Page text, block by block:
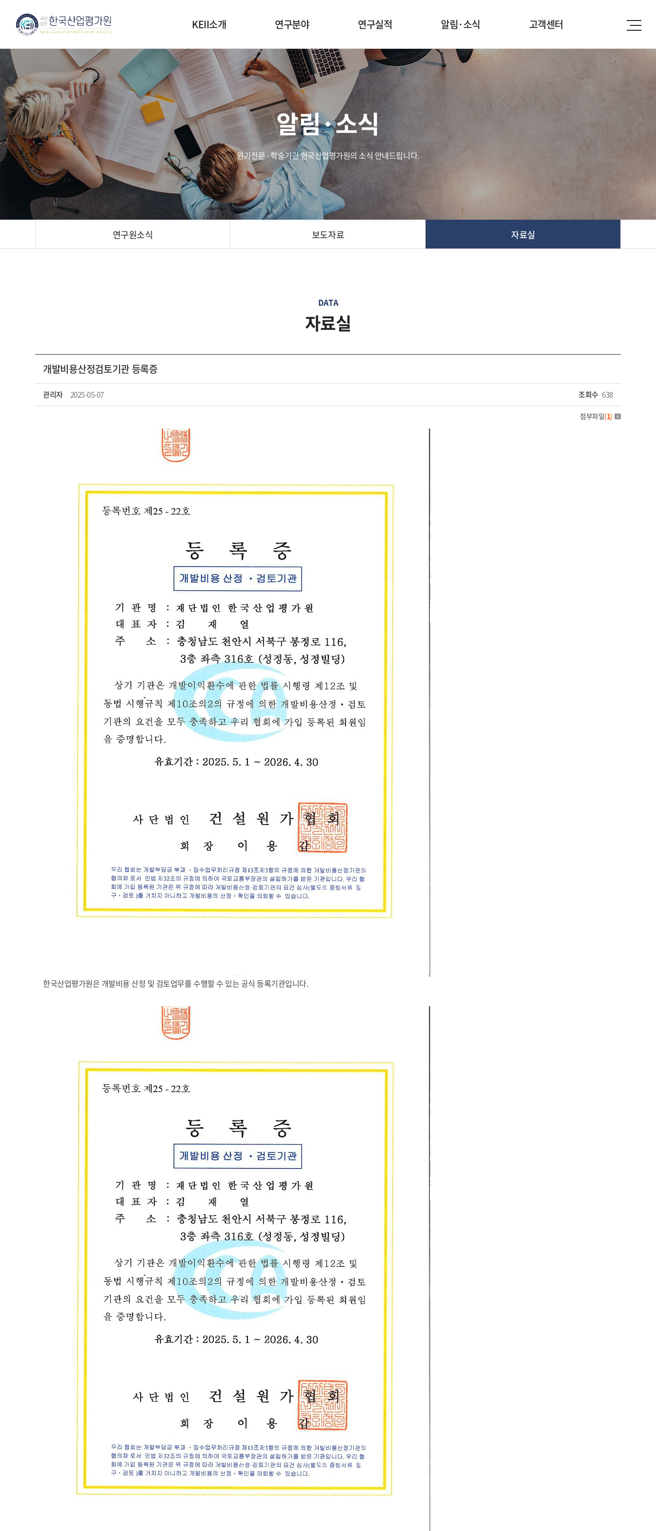
KEII소개
설립목적
인사말
연혁
조직도
연구분야
원가·ES·개발부담금
학술
리서치
평생교육원
연구실적
원가·ES·개발부담금
리서치
알림·소식
연구원소식
고객센터
알림·소식
원가전문 ∙ 학술기관 한국산업평가원의 소식 안내드립니다.
연구원소식 보도자료 자료실
DATA
자료실
개발비용산정검토기관 등록증
관리자 2025-05-07 조회수 638
첨부파일(1)
한국산업평가원은 개발비용 산정 및 검토업무를 수행할 수 있는 공식 등록기관입니다.